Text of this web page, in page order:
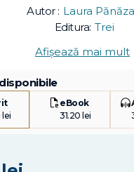
Autor : Laura
Editura: Trei
Afișează mai mult
lei
eBook
31.20 lei